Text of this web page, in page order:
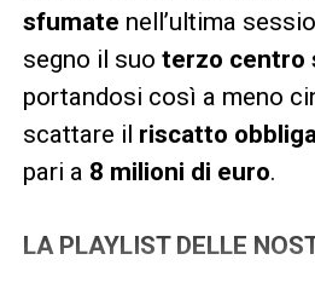
sfumate nell’ultima
segno il suo terzo centro
portandosi così a meno
scattare il riscatto
pari a 8 milioni di euro.
LA PLAYLIST DELLE